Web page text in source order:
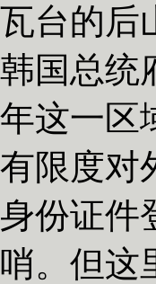
瓦台的后
韩国总统
年这一区
有限度对
身份证件
哨。但这